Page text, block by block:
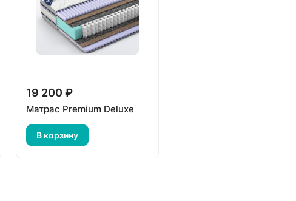
19 200 ₽
Матрас Premium Deluxe
В корзину